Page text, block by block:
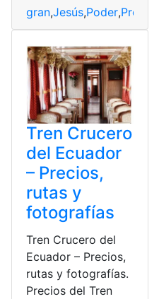
gran,Jesús,Poder,
Tren Crucero
del Ecuador
– Precios,
rutas y
fotografías
Tren Crucero del
Ecuador – Precios,
rutas y fotografías.
Precios del Tren